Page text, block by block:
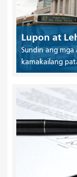
Lupon at
Sundin ang
kamakailang